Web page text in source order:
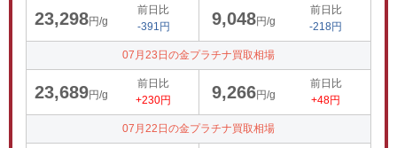
23,298円/g
前日比
-391円
9,048円/g
前日比
-218円
07月23日の金プラチナ買取相場
23,689円/g
前日比
+230円
9,266円/g
前日比
+48円
07月22日の金プラチナ買取相場